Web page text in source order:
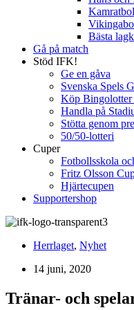
Bästa
Gå på match
Stöd IFK!
Ge en gåva
Svenska Spels
Köp
Handla på
Stötta genom
50/50-lotteri
Cuper
Fotbollsskola
Fritz Olsson
Hjärtecupen
Supportershop
Herrlaget, Nyhet
14 juni, 2020
Tränar- och